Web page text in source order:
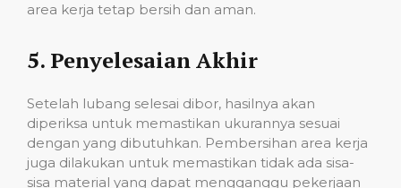
area kerja tetap bersih dan aman.
5. Penyelesaian Akhir
Setelah lubang selesai dibor, hasilnya akan
diperiksa untuk memastikan ukurannya sesuai
dengan yang dibutuhkan. Pembersihan area kerja
juga dilakukan untuk memastikan tidak ada sisa-
sisa material yang dapat mengganggu pekerjaan